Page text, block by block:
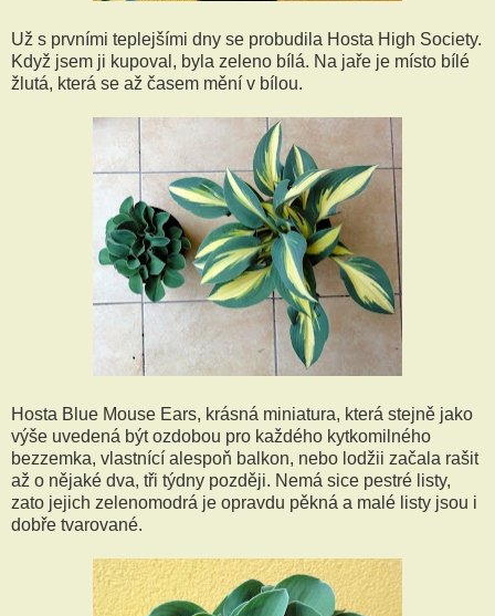
Už s prvními teplejšími dny se probudila Hosta High Society.
Když jsem ji kupoval, byla zeleno bílá. Na jaře je místo bílé
žlutá, která se až časem mění v bílou.
Hosta Blue Mouse Ears, krásná miniatura, která stejně jako
výše uvedená být ozdobou pro každého kytkomilného
bezzemka, vlastnící alespoň balkon, nebo lodžii začala rašit
až o nějaké dva, tři týdny později. Nemá sice pestré listy,
zato jejich zelenomodrá je opravdu pěkná a malé listy jsou i
dobře tvarované.